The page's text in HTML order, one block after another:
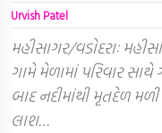
Urvish Patel
મહીસાગર/વડોદરાઃ
ગામે મેળામાં પરિવાર સાથે
બાદ નદીમાંથી મૃતદેળ
લાશ…